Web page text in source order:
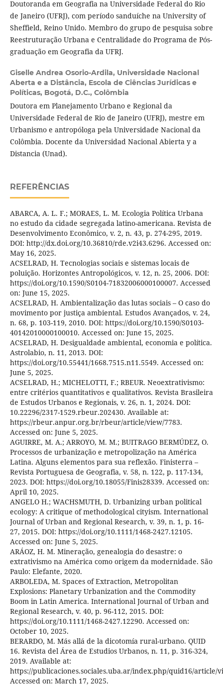
Doutoranda em Geografia na Universidade Federal do Rio
de Janeiro (UFRJ), com período sanduíche na University of
Sheffield, Reino Unido. Membro do grupo de pesquisa sobre
Reestruturação Urbana e Centralidade do Programa de Pós-
graduação em Geografia da UFRJ.
Giselle Andrea Osorio-Ardila, Universidade Nacional
Aberta e a Distância, Escola de Ciências Jurídicas e
Políticas, Bogotá, D.C., Colômbia
Doutora em Planejamento Urbano e Regional da
Universidade Federal de Rio de Janeiro (UFRJ), mestre em
Urbanismo e antropóloga pela Universidade Nacional da
Colômbia. Docente da Universidad Nacional Abierta y a
Distancia (Unad).
REFERÊNCIAS
ABARCA, A. L. F.; MORAES, L. M. Ecologia Política Urbana
no estudo da cidade segregada latino-americana. Revista de
Desenvolvimento Econômico, v. 2, n. 43, p. 274-295, 2019.
DOI: http://dx.doi.org/10.36810/rde.v2i43.6296. Accessed on:
May 16, 2025.
ACSELRAD, H. Tecnologias sociais e sistemas locais de
poluição. Horizontes Antropológicos, v. 12, n. 25, 2006. DOI:
https://doi.org/10.1590/S0104-71832006000100007. Accessed
on: June 15, 2025.
ACSELRAD, H. Ambientalização das lutas sociais – O caso do
movimento por justiça ambiental. Estudos Avançados, v. 24,
n. 68, p. 103-119, 2010. DOI: https://doi.org/10.1590/S0103-
40142010000100010. Accessed on: June 15, 2025.
ACSELRAD, H. Desigualdade ambiental, economia e política.
Astrolabio, n. 11, 2013. DOI:
https://doi.org/10.55441/1668.7515.n11.5549. Accessed on:
June 5, 2025.
ACSELRAD, H.; MICHELOTTI, F.; RBEUR. Neoextrativismo:
entre critérios quantitativos e qualitativos. Revista Brasileira
de Estudos Urbanos e Regionais, v. 26, n. 1, 2024. DOI:
10.22296/2317-1529.rbeur.202430. Available at:
https://rbeur.anpur.org.br/rbeur/article/view/7783.
Accessed on: June 5, 2025.
AGUIRRE, M. A.; ARROYO, M. M.; BUITRAGO BERMÚDEZ, O.
Processos de urbanização e metropolização na América
Latina. Alguns elementos para sua reflexão. Finisterra –
Revista Portuguesa de Geografia, v. 58, n. 122, p. 117-134,
2023. DOI: https://doi.org/10.18055/Finis28339. Accessed on:
April 10, 2025.
ANGELO H.; WACHSMUTH, D. Urbanizing urban political
ecology: A critique of methodological cityism. International
Journal of Urban and Regional Research, v. 39, n. 1, p. 16-
27, 2015. DOI: https://doi.org/10.1111/1468-2427.12105.
Accessed on: June 5, 2025.
ARÁOZ, H. M. Mineração, genealogia do desastre: o
extrativismo na América como origem da modernidade. São
Paulo: Elefante, 2020.
ARBOLEDA, M. Spaces of Extraction, Metropolitan
Explosions: Planetary Urbanization and the Commodity
Boom in Latin America. International Journal of Urban and
Regional Research, v. 40, p. 96-112, 2015. DOI:
https://doi.org/10.1111/1468-2427.12290. Accessed on:
October 10, 2025.
BERARDO, M. Más allá de la dicotomía rural-urbano. QUID
16. Revista del Área de Estudios Urbanos, n. 11, p. 316-324,
2019. Available at:
https://publicaciones.sociales.uba.ar/index.php/quid16/article/
Accessed on: March 17, 2025.